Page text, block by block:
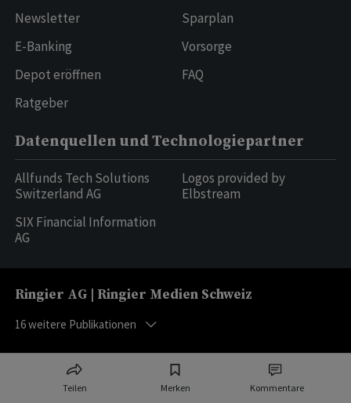
Teilen Merken Kommentare
Newsletter
E-Banking
Depot eröffnen
Ratgeber
Sparplan
Vorsorge
FAQ
Datenquellen und Technologiepartner
Allfunds Tech Solutions
Switzerland AG
SIX Financial Information
AG
Logos provided by
Elbstream
Ringier AG | Ringier Medien Schweiz
16weitere Publikationen